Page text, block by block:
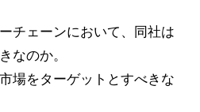
チェーンにおいて、同社は
なのか。
場をターゲットとすべきな